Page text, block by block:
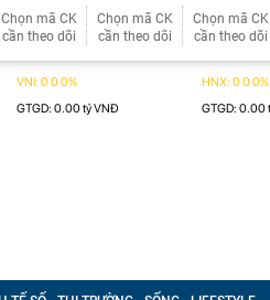
Chọn mã CK
cần theo dõi
Chọn mã CK
cần theo dõi
Chọn mã CK
cần theo dõi